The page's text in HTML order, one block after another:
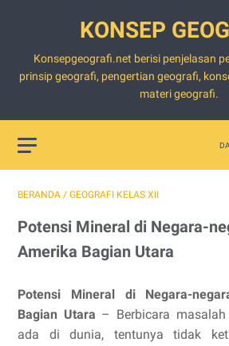
KONSEP
Konsepgeografi.net berisi penjelasan
prinsip geografi, pengertian geografi,
materi geografi.
BERANDA / GEOGRAFI KELAS XII
Potensi Mineral di Negara-
Amerika Bagian Utara
Potensi Mineral di Negara-
Bagian Utara – Berbicara masalah
ada di dunia, tentunya tidak